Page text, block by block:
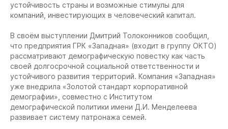
устойчивость страны и возможные стимулы для
компаний, инвестирующих в человеческий капитал.
В своём выступлении Дмитрий Толоконников сообщил,
что предприятия ГРК «Западная» (входит в группу ОКТО)
рассматривают демографическую повестку как часть
своей долгосрочной социальной ответственности и
устойчивого развития территорий. Компания «Западная»
уже внедрила «Золотой стандарт корпоративной
демографии», совместно с Институтом
демографической политики имени Д.И. Менделеева
развивает систему патронажа семей.